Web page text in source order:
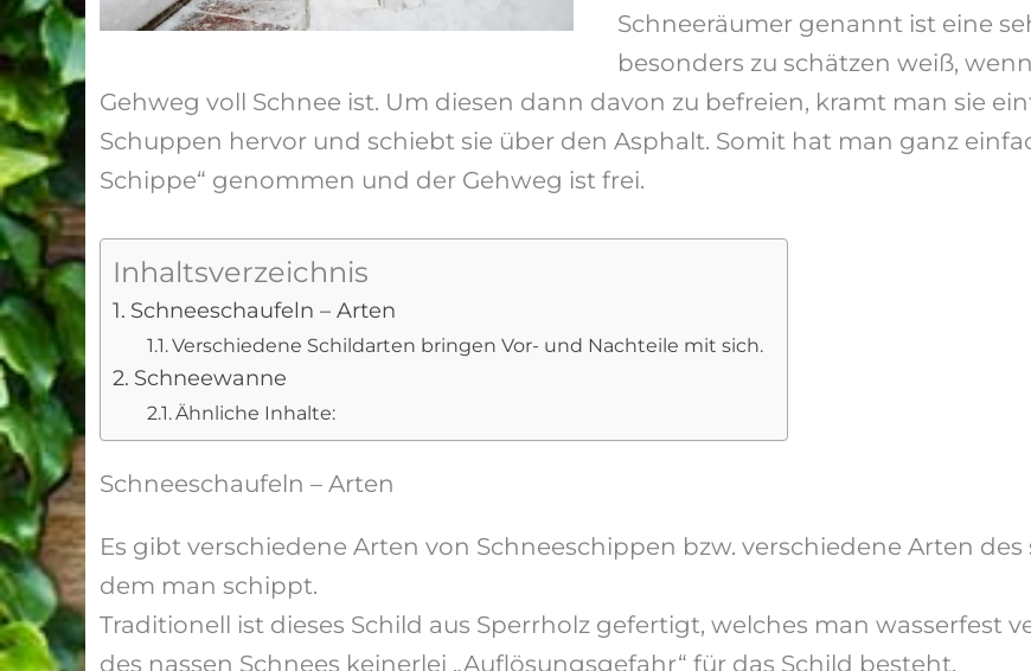
Schneeräumer genannt ist eine
besonders zu schätzen weiß,
Gehweg voll Schnee ist. Um diesen dann davon zu befreien, kramt man sie
Schuppen hervor und schiebt sie über den Asphalt. Somit hat man ganz
Schippe“ genommen und der Gehweg ist frei.
Inhaltsverzeichnis
Schneeschaufeln – Arten
Verschiedene Schildarten bringen Vor- und Nachteile mit sich.
Schneewanne
Ähnliche Inhalte:
Schneeschaufeln – Arten
Es gibt verschiedene Arten von Schneeschippen bzw. verschiedene Arten
dem man schippt.
Traditionell ist dieses Schild aus Sperrholz gefertigt, welches man wasserfest
des nassen Schnees keinerlei „Auflösungsgefahr“ für das Schild besteht.